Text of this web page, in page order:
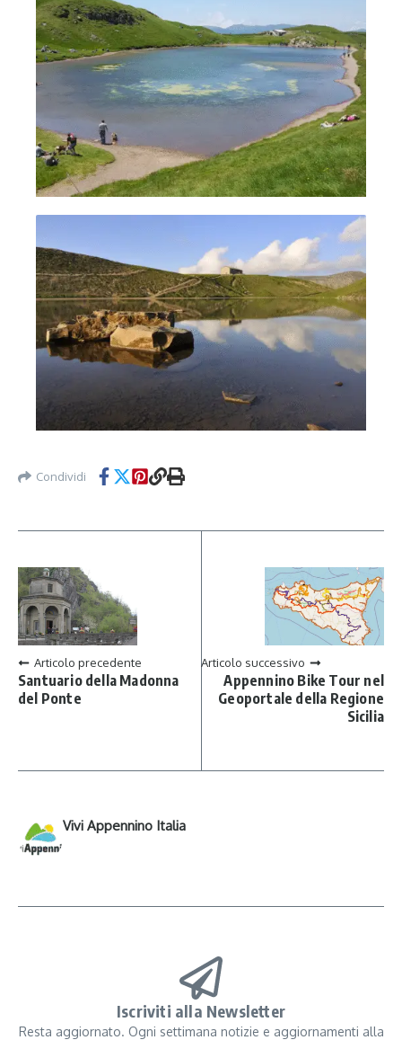
Condividi
Articolo precedente
Santuario della Madonna
del Ponte
Articolo successivo
Appennino Bike Tour nel
Geoportale della Regione
Sicilia
Vivi Appennino Italia
Iscriviti alla Newsletter
Resta aggiornato. Ogni settimana notizie e aggiornamenti alla